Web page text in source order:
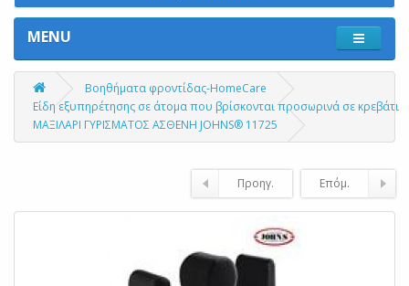
MENU
Βοηθήματα φροντίδας-HomeCare
Είδη εξυπηρέτησης σε άτομα που βρίσκονται προσωρινά σε κρεβάτι
ΜΑΞΙΛΑΡΙ ΓΥΡΙΣΜΑΤΟΣ ΑΣΘΕΝΗ JOHNS® 11725
Προηγ. Επόμ.